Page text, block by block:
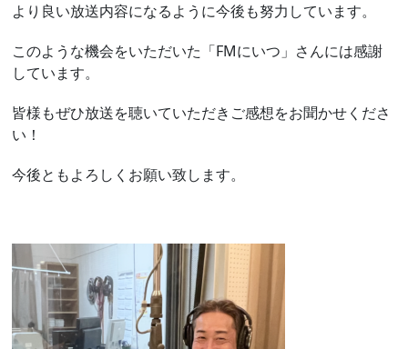
より良い放送内容になるように今後も努力しています。
このような機会をいただいた「FMにいつ」さんには感謝
しています。
皆様もぜひ放送を聴いていただきご感想をお聞かせくださ
い！
今後ともよろしくお願い致します。